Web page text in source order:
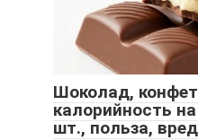
Шоколад,
калорийность
шт., польза,